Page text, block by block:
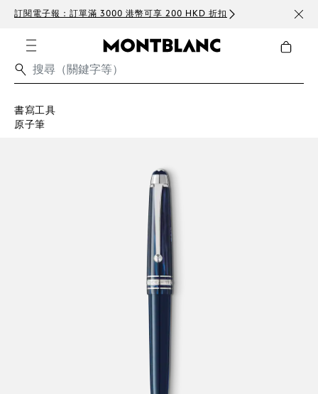
訂閱電子報：訂單滿 3000 港幣可享 200 HKD 折扣 免費
書寫工具
原子筆